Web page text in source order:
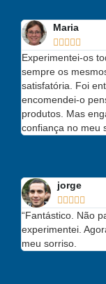
Maria
    
Experimentei-os
sempre os
satisfatória. Foi
encomendei-o
produtos. Mas
confiança no meu
jorge
    
“Fantástico. Não
experimentei.
meu sorriso.